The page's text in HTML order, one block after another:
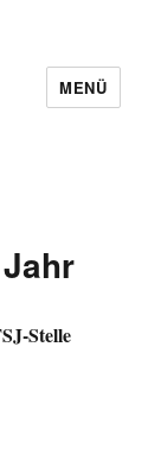
MENÜ
Stelle